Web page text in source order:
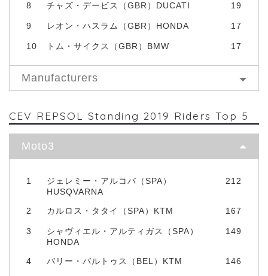
8 チャズ・デービス（GBR）DUCATI 19
9 レオン・ハスラム（GBR）HONDA 17
10 トム・サイクス（GBR）BMW 17
Manufacturers
CEV REPSOL Standing 2019 Riders Top 5
Moto3
1
ジェレミー・アルコバ（SPA）
HUSQVARNA
212
2 カルロス・タタイ（SPA）KTM 167
3
シャヴィエル・アルティガス（SPA）
HONDA
149
4 バリー・バルトゥス（BEL）KTM 146